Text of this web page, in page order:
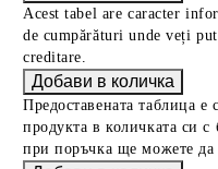
Acest tabel are caracter
de cumpărături unde veți
creditare.
Предоставената таблица
продукта в количката си
при поръчка ще можете да